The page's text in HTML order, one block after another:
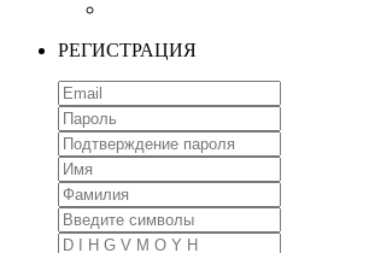
РЕГИСТРАЦИЯ